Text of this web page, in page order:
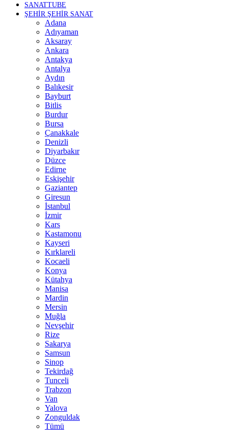
SANATTUBE
ŞEHİR ŞEHİR SANAT
Adana
Adıyaman
Aksaray
Ankara
Antakya
Antalya
Aydın
Balıkesir
Bayburt
Bitlis
Burdur
Bursa
Çanakkale
Denizli
Diyarbakır
Düzce
Edirne
Eskişehir
Gaziantep
Giresun
İstanbul
İzmir
Kars
Kastamonu
Kayseri
Kırklareli
Kocaeli
Konya
Kütahya
Manisa
Mardin
Mersin
Muğla
Nevşehir
Rize
Sakarya
Samsun
Sinop
Tekirdağ
Tunceli
Trabzon
Van
Yalova
Zonguldak
Tümü